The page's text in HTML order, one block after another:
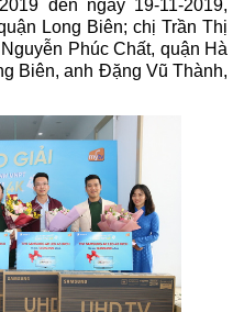
đến ngày 19-11-2019,
Long Biên; chị Trần Thị
Phúc Chất, quận Hà
Biên, anh Đặng Vũ Thành,